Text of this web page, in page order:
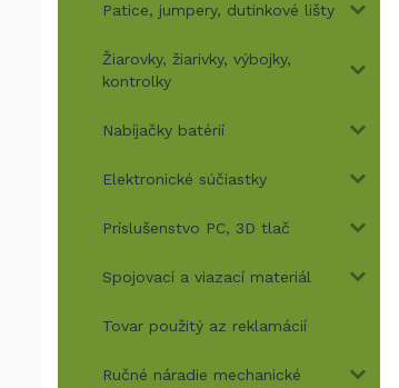
Patice, jumpery, dutinkové lišty
Žiarovky, žiarivky, výbojky,
kontrolky
Nabíjačky batérií
Elektronické súčiastky
Príslušenstvo PC, 3D tlač
Spojovací a viazací materiál
Tovar použitý az reklamácií
Ručné náradie mechanické